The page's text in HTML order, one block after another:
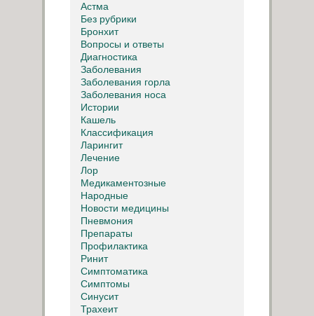
Астма
Без рубрики
Бронхит
Вопросы и ответы
Диагностика
Заболевания
Заболевания горла
Заболевания носа
Истории
Кашель
Классификация
Ларингит
Лечение
Лор
Медикаментозные
Народные
Новости медицины
Пневмония
Препараты
Профилактика
Ринит
Симптоматика
Симптомы
Синусит
Трахеит